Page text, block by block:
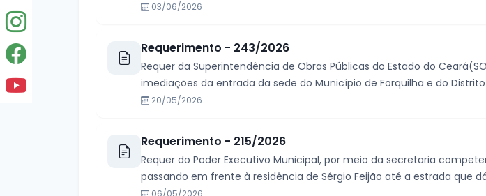
03/06/2026
Requerimento - 243/2026
Requer da Superintendência de Obras Públicas do Estado do
imediações da entrada da sede do Município de Forquilha e do Distrito
20/05/2026
Requerimento - 215/2026
Requer do Poder Executivo Municipal, por meio da secretaria
passando em frente à residência de Sérgio Feijão até a estrada que
06/05/2026